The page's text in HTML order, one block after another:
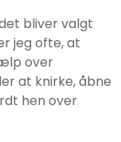
bliver valgt
jeg ofte, at
over
at knirke, åbne
hen over